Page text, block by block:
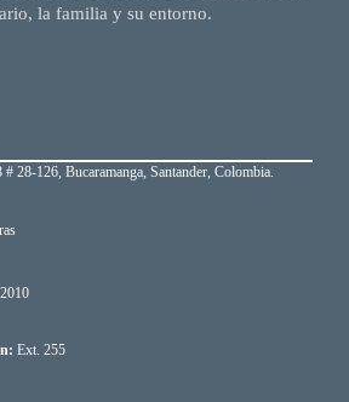
la familia y su entorno.
# 28-126, Bucaramanga, Santander, Colombia.
Ext. 255